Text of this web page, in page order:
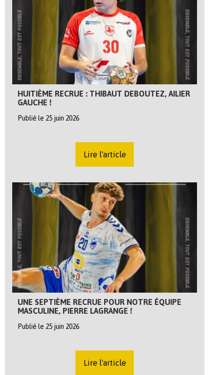
HUITIÈME RECRUE : THIBAUT DEBOUTEZ, AILIER
GAUCHE !
Publié le 25 juin 2026
Lire l'article
UNE SEPTIÈME RECRUE POUR NOTRE ÉQUIPE
MASCULINE, PIERRE LAGRANGE !
Publié le 25 juin 2026
Lire l'article